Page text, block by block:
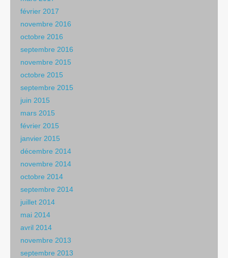
février 2017
novembre 2016
octobre 2016
septembre 2016
novembre 2015
octobre 2015
septembre 2015
juin 2015
mars 2015
février 2015
janvier 2015
décembre 2014
novembre 2014
octobre 2014
septembre 2014
juillet 2014
mai 2014
avril 2014
novembre 2013
septembre 2013